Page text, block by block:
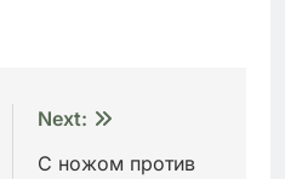
Next:
С ножом против